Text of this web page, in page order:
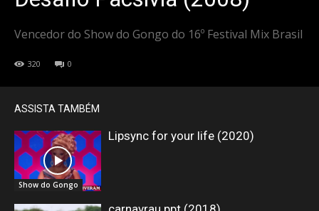
Vencedor do Show do Gongo do 16º Festival Mix Brasil
320 0
ASSISTA TAMBÉM
Show do Gongo
Lipsync for your life (2020)